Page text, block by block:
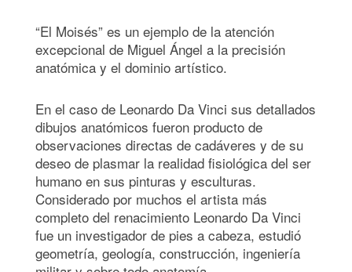
“El Moisés” es un ejemplo de la atención
excepcional de Miguel Ángel a la precisión
anatómica y el dominio artístico.
En el caso de Leonardo Da Vinci sus detallados
dibujos anatómicos fueron producto de
observaciones directas de cadáveres y de su
deseo de plasmar la realidad fisiológica del ser
humano en sus pinturas y esculturas.
Considerado por muchos el artista más
completo del renacimiento Leonardo Da Vinci
fue un investigador de pies a cabeza, estudió
geometría, geología, construcción, ingeniería